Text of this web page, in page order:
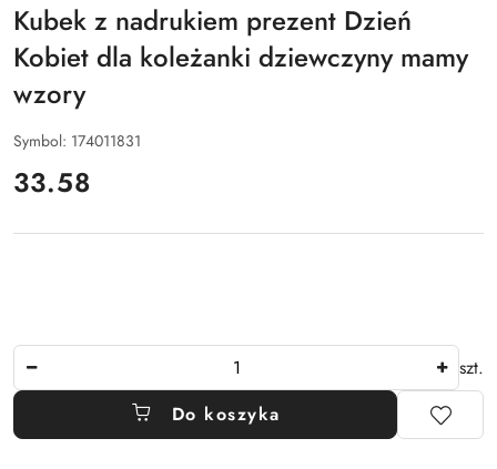
Kubek z nadrukiem prezent Dzień
Kobiet dla koleżanki dziewczyny mamy
wzory
Symbol: 174011831
cena:
33.58
szt.
Do koszyka